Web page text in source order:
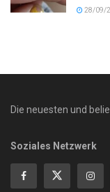
28/09/
Die neuesten und
Soziales Netzwerk